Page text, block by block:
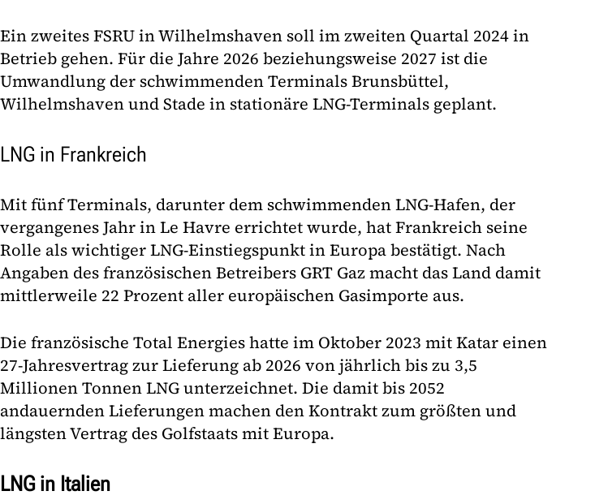
Ein zweites FSRU in Wilhelmshaven soll im zweiten Quartal 2024 in
Betrieb gehen. Für die Jahre 2026 beziehungsweise 2027 ist die
Umwandlung der schwimmenden Terminals Brunsbüttel,
Wilhelmshaven und Stade in stationäre LNG-Terminals geplant.
LNG in Frankreich
Mit fünf Terminals, darunter dem schwimmenden LNG-Hafen, der
vergangenes Jahr in Le Havre errichtet wurde, hat Frankreich seine
Rolle als wichtiger LNG-Einstiegspunkt in Europa bestätigt. Nach
Angaben des französischen Betreibers GRT Gaz macht das Land damit
mittlerweile 22 Prozent aller europäischen Gasimporte aus.
Die französische Total Energies hatte im Oktober 2023 mit Katar einen
27-Jahresvertrag zur Lieferung ab 2026 von jährlich bis zu 3,5
Millionen Tonnen LNG unterzeichnet. Die damit bis 2052
andauernden Lieferungen machen den Kontrakt zum größten und
längsten Vertrag des Golfstaats mit Europa.
LNG in Italien